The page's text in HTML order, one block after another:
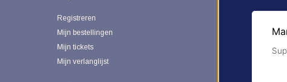
Registreren
Mijn bestellingen
Mijn tickets
Mijn verlanglijst